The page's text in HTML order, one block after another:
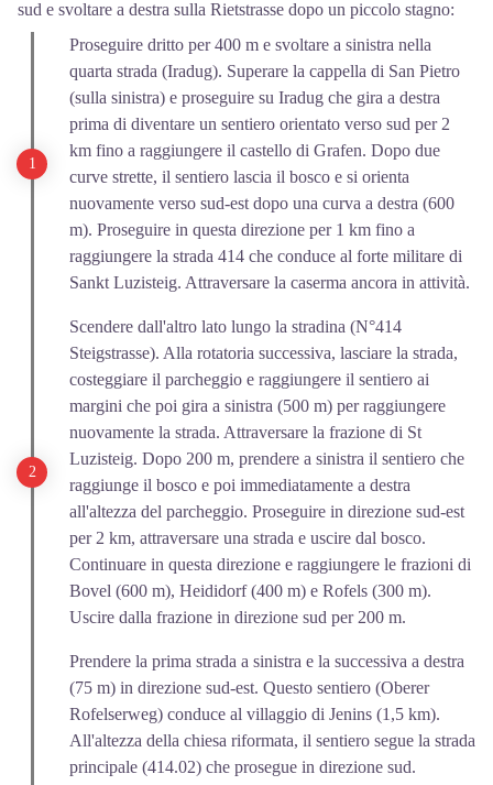
sud e svoltare a destra sulla Rietstrasse dopo un piccolo stagno:
Proseguire dritto per 400 m e svoltare a sinistra nella
quarta strada (Iradug). Superare la cappella di San Pietro
(sulla sinistra) e proseguire su Iradug che gira a destra
prima di diventare un sentiero orientato verso sud per 2
km fino a raggiungere il castello di Grafen. Dopo due
curve strette, il sentiero lascia il bosco e si orienta
nuovamente verso sud-est dopo una curva a destra (600
m). Proseguire in questa direzione per 1 km fino a
raggiungere la strada 414 che conduce al forte militare di
Sankt Luzisteig. Attraversare la caserma ancora in attività.
Scendere dall'altro lato lungo la stradina (N°414
Steigstrasse). Alla rotatoria successiva, lasciare la strada,
costeggiare il parcheggio e raggiungere il sentiero ai
margini che poi gira a sinistra (500 m) per raggiungere
nuovamente la strada. Attraversare la frazione di St
Luzisteig. Dopo 200 m, prendere a sinistra il sentiero che
raggiunge il bosco e poi immediatamente a destra
all'altezza del parcheggio. Proseguire in direzione sud-est
per 2 km, attraversare una strada e uscire dal bosco.
Continuare in questa direzione e raggiungere le frazioni di
Bovel (600 m), Heididorf (400 m) e Rofels (300 m).
Uscire dalla frazione in direzione sud per 200 m.
Prendere la prima strada a sinistra e la successiva a destra
(75 m) in direzione sud-est. Questo sentiero (Oberer
Rofelserweg) conduce al villaggio di Jenins (1,5 km).
All'altezza della chiesa riformata, il sentiero segue la strada
principale (414.02) che prosegue in direzione sud.